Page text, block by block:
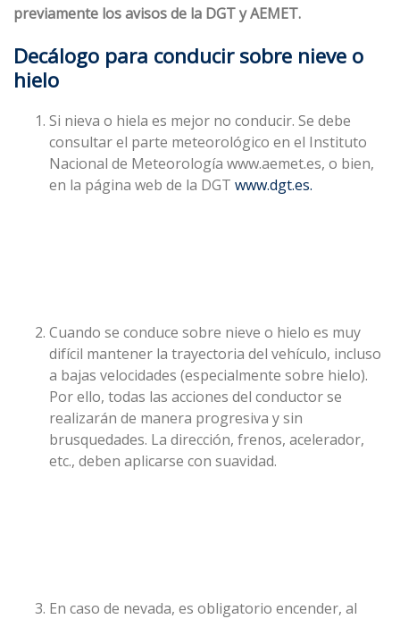
previamente los avisos de la DGT y AEMET.
Decálogo para conducir sobre nieve o
hielo
Si nieva o hiela es mejor no conducir. Se debe
consultar el parte meteorológico en el Instituto
Nacional de Meteorología www.aemet.es, o bien,
en la página web de la DGT www.dgt.es.
Cuando se conduce sobre nieve o hielo es muy
difícil mantener la trayectoria del vehículo, incluso
a bajas velocidades (especialmente sobre hielo).
Por ello, todas las acciones del conductor se
realizarán de manera progresiva y sin
brusquedades. La dirección, frenos, acelerador,
etc., deben aplicarse con suavidad.
En caso de nevada, es obligatorio encender, al